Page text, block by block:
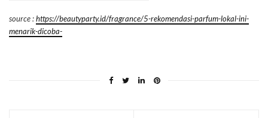
source :https://beautyparty.id/fragrance/5-rekomendasi-parfum-lokal-ini-
menarik-dicoba-